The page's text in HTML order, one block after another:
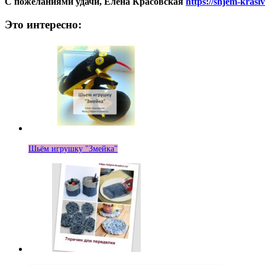
Это интересно:
Шьём игрушку "Змейка"